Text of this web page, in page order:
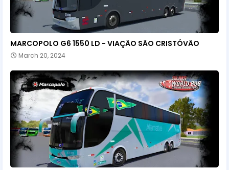
MARCOPOLO G6 1550 LD - VIAÇÃO SÃO CRISTÓVÃO
March 20, 2024